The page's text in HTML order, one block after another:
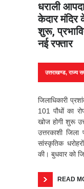
धराली
केदार मंदिर
शुरू,
नई रफ्तार
उत्तराखण्ड,राज्य
जिलाधिकारी
101 पौधों का
खोज होगी शुरू
उत्तरकाशी
सांस्कृतिक
की। बुधवार को
READ